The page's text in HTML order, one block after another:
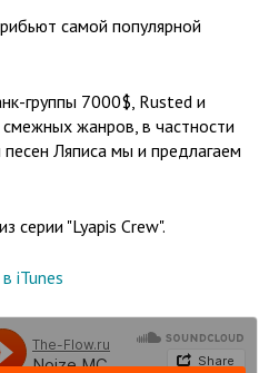
самой популярной
группы 7000$, Rusted и
жанров, в частности
Ляписа мы и предлагаем
серии "Lyapis Crew".
iTunes